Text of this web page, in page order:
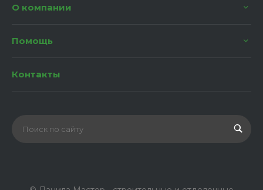
О компании
Помощь
Контакты